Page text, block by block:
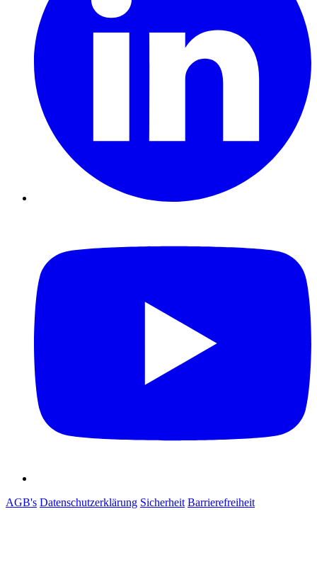
AGB's Datenschutzerklärung Sicherheit Barrierefreiheit